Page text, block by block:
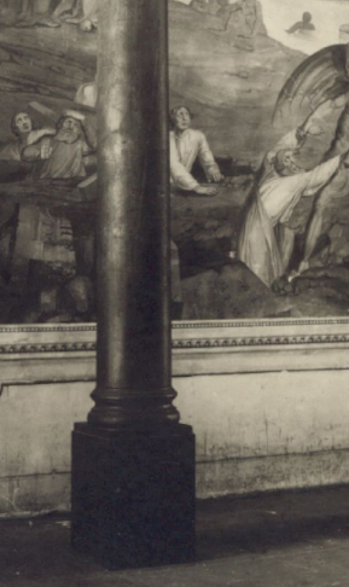
Свято-
Свято-Троицкий собор Архангельска
23.12.2015
Сегодня мы можем говорить, что
пострадал от целенаправленных
выдающихся памятников архитектуры.
вызванная борьбой с религией,
разрушение православного центра
собора Архангельска.
Возникнув в начале XVIII века в
двухэтажный Троицкий собор, сразу
XVIII веке по масштабам ему не было
оставался самым высоким и
второе место, после гостиных дворов, в
Один из самых больших и светлых
портового города с отраженными в ней
архангелогородской школы церковного
Масштабность, благолепие и богатство
заслуженно выделяя из